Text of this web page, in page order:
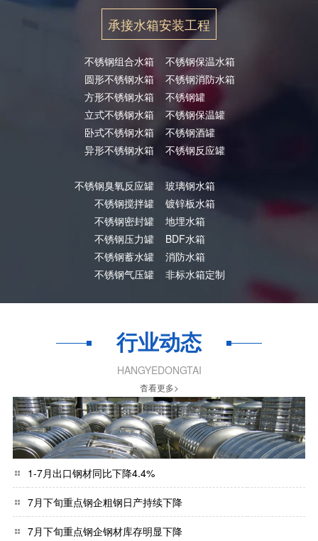
承接水箱安装工程
不锈钢组合水箱
圆形不锈钢水箱
方形不锈钢水箱
立式不锈钢水箱
卧式不锈钢水箱
异形不锈钢水箱
不锈钢臭氧反应罐
不锈钢搅拌罐
不锈钢密封罐
不锈钢压力罐
不锈钢蓄水罐
不锈钢气压罐
不锈钢保温水箱
不锈钢消防水箱
不锈钢罐
不锈钢保温罐
不锈钢酒罐
不锈钢反应罐
玻璃钢水箱
镀锌板水箱
地埋水箱
BDF水箱
消防水箱
非标水箱定制
行业动态
HANGYEDONGTAI
杳看更多>
1-7月出口钢材同比下降4.4%
7月下旬重点钢企粗钢日产持续下降
7月下旬重点钢企钢材库存明显下降